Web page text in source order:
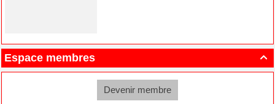

Espace membres
Devenir membre